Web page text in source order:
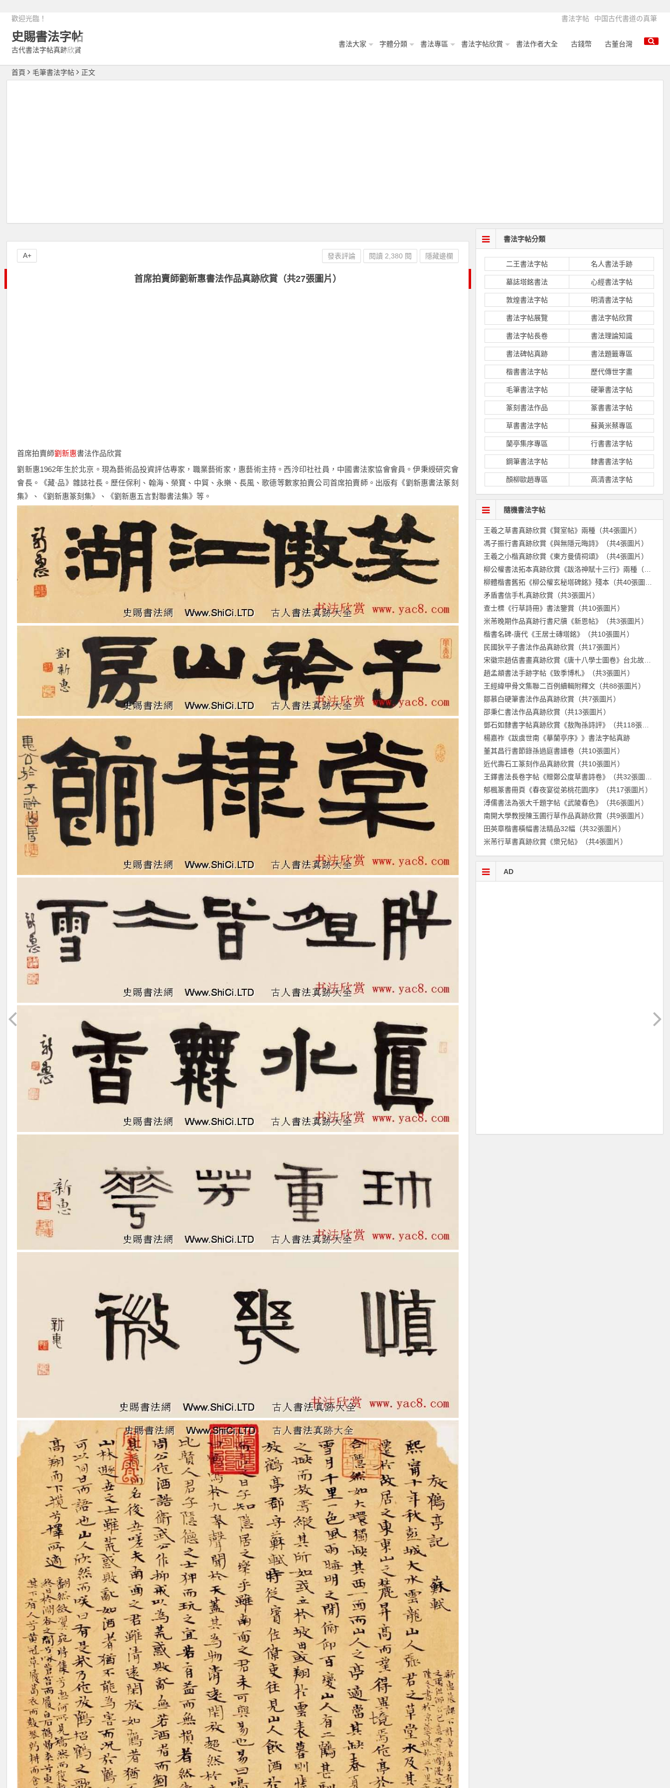
歡迎光臨！ 書法字帖 中国古代書道の真筆
史賜書法字帖
古代書法字帖真跡欣賞
書法大家 字體分類 書法專區 書法字帖欣賞 書法作者大全 古錢幣 古董台灣
首頁 毛筆書法字帖 正文
首席拍賣師劉新惠書法作品真跡欣賞（共27張圖片）
首席拍賣師劉新惠書法作品欣賞
劉新惠1962年生於北京。現為藝術品投資評估專家，職業藝術家，惠藝術主持。西泠印社社員，中國書法家協會會員。伊秉綬研究會
會長。《藏·品》雜誌社長。歷任保利、翰海、榮寶、中貿、永樂、長風、歌德等數家拍賣公司首席拍賣師。出版有《劉新惠書法篆刻
集》、《劉新惠篆刻集》、《劉新惠五言對聯書法集》等。
發表評論 閱讀 2,380 閱 隱藏邊欄
A+
書法字帖分類
二王書法字帖 名人書法手跡
墓誌塔銘書法 心經書法字帖
敦煌書法字帖 明清書法字帖
書法字帖展覽 書法字帖欣賞
書法字帖長卷 書法理論知識
書法碑帖真跡 書法題籤專區
楷書書法字帖 歷代傳世字畫
毛筆書法字帖 硬筆書法字帖
篆刻書法作品 篆書書法字帖
草書書法字帖 蘇黃米蔡專區
蘭亭集序專區 行書書法字帖
鋼筆書法字帖 隸書書法字帖
顏柳歐趙專區 高清書法字帖
隨機書法字帖
王羲之草書真跡欣賞《賢室帖》兩種（共4張圖片）
馮子振行書真跡欣賞《與無隱元晦詩》（共4張圖片）
王羲之小楷真跡欣賞《東方曼倩祠頌》（共4張圖片）
矛盾書信手札真跡欣賞（共3張圖片）
查士標《行草詩冊》書法鑒賞（共10張圖片）
米芾晚期作品真跡行書尺牘《新恩帖》（共3張圖片）
楷書名碑-唐代《王居士磚塔銘》（共10張圖片）
民國狄平子書法作品真跡欣賞（共17張圖片）
宋徽宗趙佶書畫真跡欣賞《唐十八學士圖卷》台北故宮博物院藏（共6張圖片）
趙孟頫書法手跡字帖《致季博札》（共3張圖片）
王經緯甲骨文集聯二百例續輯附釋文（共88張圖片）
鄒慕白硬筆書法作品真跡欣賞（共7張圖片）
邵秉仁書法作品真跡欣賞（共13張圖片）
鄧石如隸書字帖真跡欣賞《敖陶孫詩評》（共118張圖片）
楊嘉祚《跋虞世南《摹蘭亭序》》書法字帖真跡
董其昌行書節錄孫過庭書譜卷（共10張圖片）
近代壽石工篆刻作品真跡欣賞（共10張圖片）
郁楓篆書冊頁《春夜宴從弟桃花園序》（共17張圖片）
溥儒書法為張大千題字帖《武陵春色》（共6張圖片）
南開大學教授陳玉圃行草作品真跡欣賞（共9張圖片）
田英章楷書橫幅書法精品32幅（共32張圖片）
米芾行草書真跡欣賞《樂兄帖》（共4張圖片）
AD